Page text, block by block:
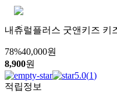
내츄럴플러스 굿앤키즈
78%40,000원
8,900원
5.0(1)
적립정보